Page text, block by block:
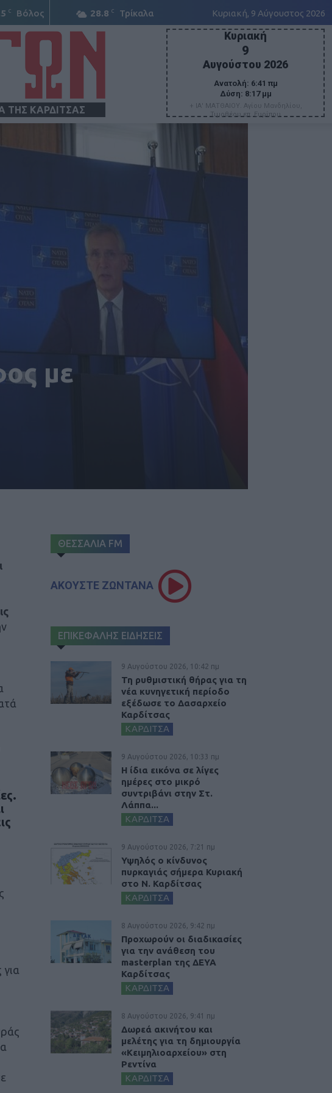
C Βόλος 28.8 C Τρίκαλα Κυριακή, 9 Αύγουστος 2026
ΤΗΣ ΚΑΡΔΙΤΣΑΣ
Κυριακή
9
Αυγούστου 2026
Ανατολή: 6:41 πμ
Δύση: 8:17 μμ
+ ΙΑ' ΜΑΤΘΑΙΟΥ. Αγίου Μανδηλίου,
Τιμοθέου επ. Ευρίπου
με
ΘΕΣΣΑΛΙΑ FM
ΑΚΟΥΣΤΕ ΖΩΝΤΑΝΑ
ΕΠΙΚΕΦΑΛΗΣ ΕΙΔΗΣΕΙΣ
9 Αυγούστου 2026, 10:42 πμ
Τη ρυθμιστική θήρας για τη
νέα κυνηγετική περίοδο
εξέδωσε το Δασαρχείο
Καρδίτσας
ΚΑΡΔΙΤΣΑ
9 Αυγούστου 2026, 10:33 πμ
Η ίδια εικόνα σε λίγες
ημέρες στο μικρό
συντριβάνι στην Στ.
Λάππα...
ΚΑΡΔΙΤΣΑ
9 Αυγούστου 2026, 7:21 πμ
Υψηλός ο κίνδυνος
πυρκαγιάς σήμερα Κυριακή
στο Ν. Καρδίτσας
ΚΑΡΔΙΤΣΑ
8 Αυγούστου 2026, 9:42 πμ
Προχωρούν οι διαδικασίες
για την ανάθεση του
masterplan της ΔΕΥΑ
Καρδίτσας
ΚΑΡΔΙΤΣΑ
8 Αυγούστου 2026, 9:41 πμ
Δωρεά ακινήτου και
μελέτης για τη δημιουργία
«Κειμηλιοαρχείου» στη
Ρεντίνα
ΚΑΡΔΙΤΣΑ